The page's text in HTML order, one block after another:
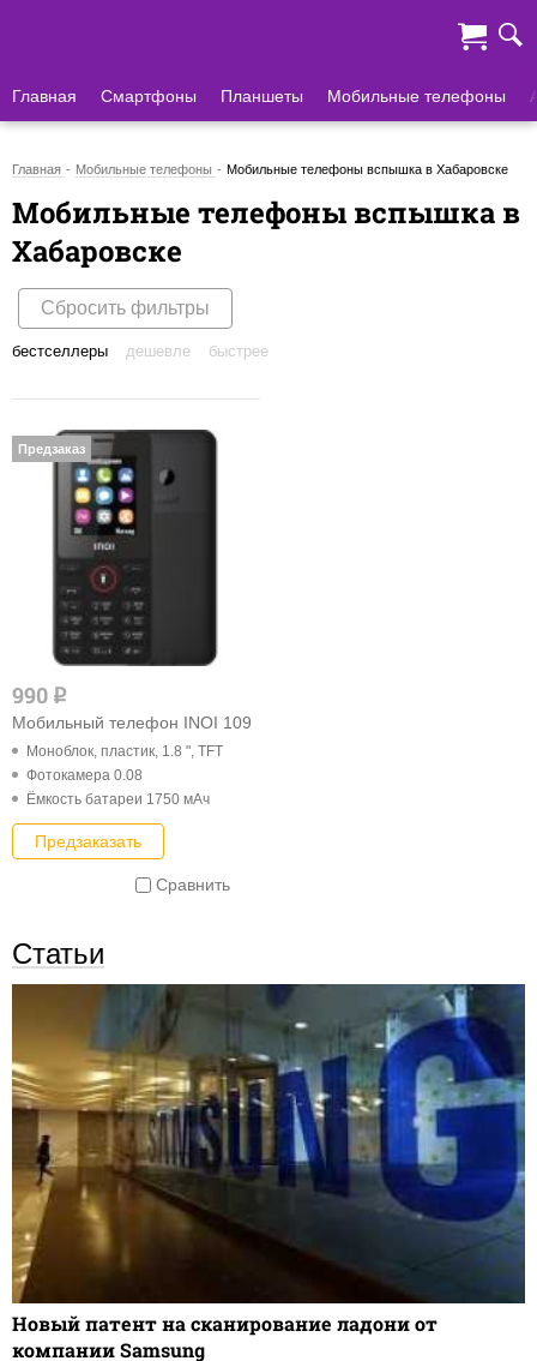
Главная Смартфоны Планшеты Мобильные телефоны
Главная Мобильные телефоны Мобильные телефоны вспышка в Хабаровске
Мобильные телефоны вспышка в
Хабаровске
Сбросить фильтры
бестселлеры дешевле быстрее
990 q
Мобильный телефон INOI 109
Моноблок, пластик, 1.8 ", TFT
Фотокамера 0.08
Ёмкость батареи 1750 мАч
Предзаказать
Сравнить
Предзаказ
Статьи
Новый патент на сканирование ладони от
компании Samsung